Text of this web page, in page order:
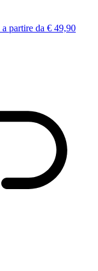
a partire da € 49,90